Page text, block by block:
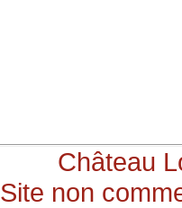
Château
Site non